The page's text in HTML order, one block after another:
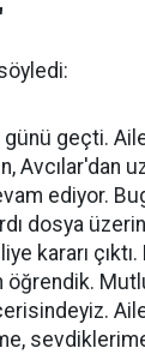
günü geçti.
Avcılar'dan
ediyor.
dosya
kararı çıktı.
öğrendik.